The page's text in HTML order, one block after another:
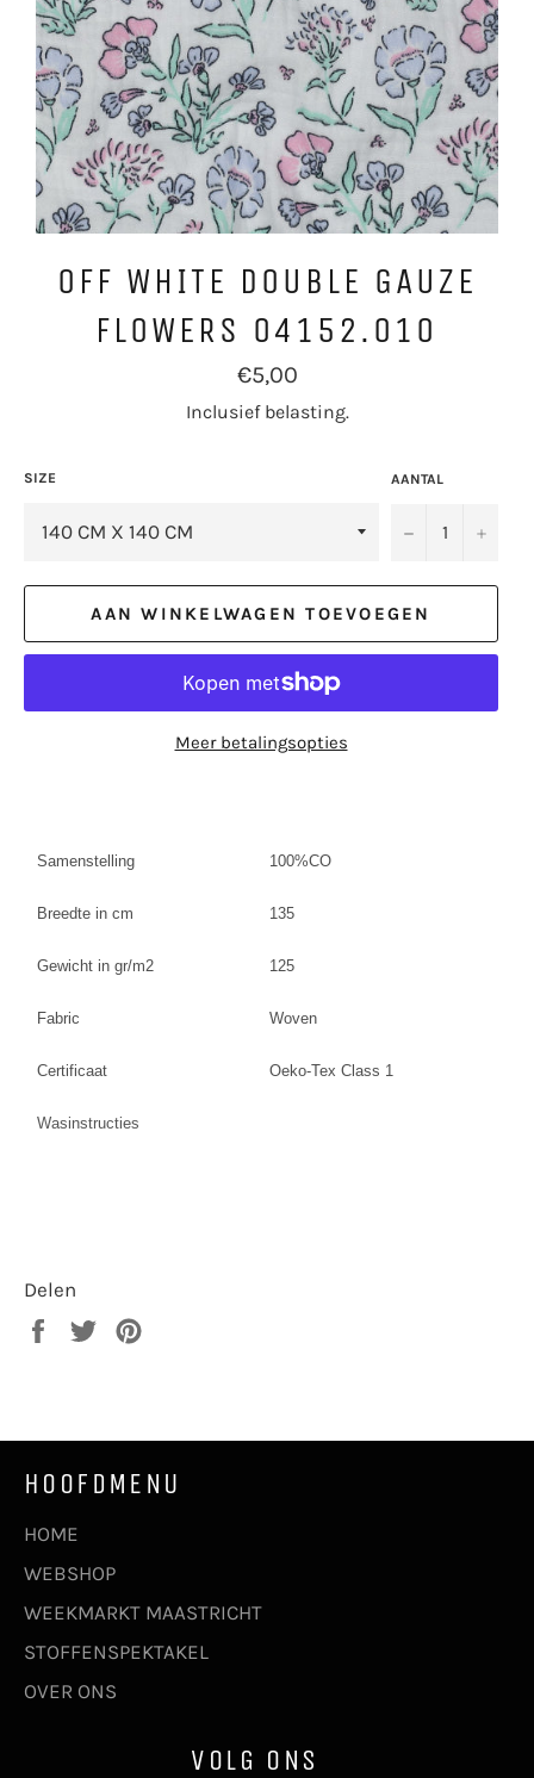
OFF WHITE DOUBLE GAUZE
FLOWERS 04152.010
Normale
prijs
€5,00
Inclusief belasting.
SIZE AANTAL
− +
AAN WINKELWAGEN TOEVOEGEN
Meer betalingsopties
Samenstelling 100%CO
Breedte in cm 135
Gewicht in gr/m2 125
Fabric Woven
Certificaat Oeko-Tex Class 1
Wasinstructies
Delen
Delen
Twitteren
HOOFDMENU
HOME
WEBSHOP
WEEKMARKT MAASTRICHT
STOFFENSPEKTAKEL
OVER ONS
VOLG ONS